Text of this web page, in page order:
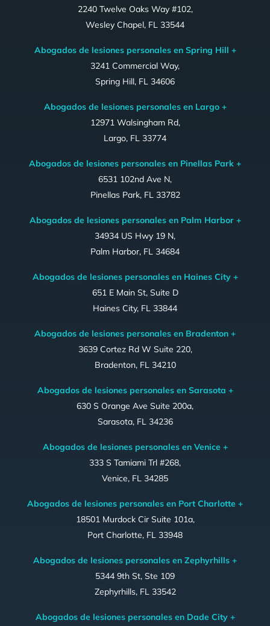
2240 Twelve Oaks Way #102,
Wesley Chapel, FL 33544
Abogados de lesiones personales en Spring Hill +
3241 Commercial Way,
Spring Hill, FL 34606
Abogados de lesiones personales en Largo +
12971 Walsingham Rd,
Largo, FL 33774
Abogados de lesiones personales en Pinellas Park +
6531 102nd Ave N,
Pinellas Park, FL 33782
Abogados de lesiones personales en Palm Harbor +
34934 US Hwy 19 N,
Palm Harbor, FL 34684
Abogados de lesiones personales en Haines City +
651 E Main St, Suite D
Haines City, FL 33844
Abogados de lesiones personales en Bradenton +
3639 Cortez Rd W Suite 220,
Bradenton, FL 34210
Abogados de lesiones personales en Sarasota +
630 S Orange Ave Suite 200a,
Sarasota, FL 34236
Abogados de lesiones personales en Venice +
333 S Tamiami Trl #268,
Venice, FL 34285
Abogados de lesiones personales en Port Charlotte +
18501 Murdock Cir Suite 101a,
Port Charlotte, FL 33948
Abogados de lesiones personales en Zephyrhills +
5344 9th St, Ste 109
Zephyrhills, FL 33542
Abogados de lesiones personales en Dade City +